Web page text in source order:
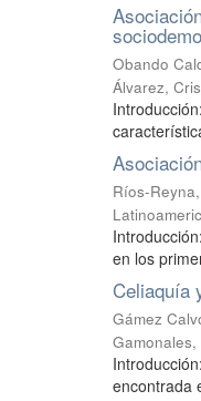
Obando
Álvarez,
Ríos-
en los
Celiaquía
Gámez
Gamonales,
encontrada